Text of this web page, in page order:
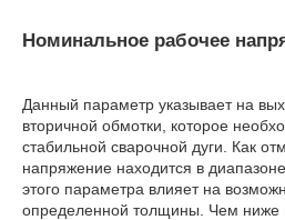
Номинальное рабочее
Данный параметр указывает на
вторичной обмотки, которое
стабильной сварочной дуги. Как
напряжение находится в
этого параметра влияет на
определенной толщины. Чем ниже